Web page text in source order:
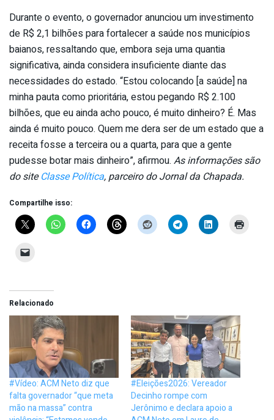
Durante o evento, o governador anunciou um investimento
de R$ 2,1 bilhões para fortalecer a saúde nos municípios
baianos, ressaltando que, embora seja uma quantia
significativa, ainda considera insuficiente diante das
necessidades do estado. “Estou colocando [a saúde] na
minha pauta como prioritária, estou pegando R$ 2.100
bilhões, que eu ainda acho pouco, é muito dinheiro? É. Mas
ainda é muito pouco. Quem me dera ser de um estado que a
receita fosse a terceira ou a quarta, para que a gente
pudesse botar mais dinheiro”, afirmou. As informações são
do siteClasse Política, parceiro do Jornal da Chapada.
Compartilhe isso:
Relacionado
#Vídeo: ACM Neto diz que
falta governador “que meta
mão na massa” contra
#Eleições2026: Vereador
Decinho rompe com
Jerônimo e declara apoio a